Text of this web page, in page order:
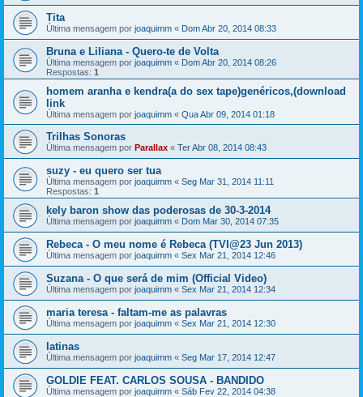
Tita
Última mensagem por joaquimm « Dom Abr 20, 2014 08:33
Bruna e Liliana - Quero-te de Volta
Última mensagem por joaquimm « Dom Abr 20, 2014 08:26
Respostas: 1
homem aranha e kendra(a do sex tape)genéricos,(download
link
Última mensagem por joaquimm « Qua Abr 09, 2014 01:18
Trilhas Sonoras
Última mensagem por Parallax « Ter Abr 08, 2014 08:43
suzy - eu quero ser tua
Última mensagem por joaquimm « Seg Mar 31, 2014 11:11
Respostas: 1
kely baron show das poderosas de 30-3-2014
Última mensagem por joaquimm « Dom Mar 30, 2014 07:35
Rebeca - O meu nome é Rebeca (TVI@23 Jun 2013)
Última mensagem por joaquimm « Sex Mar 21, 2014 12:46
Suzana - O que será de mim (Official Video)
Última mensagem por joaquimm « Sex Mar 21, 2014 12:34
maria teresa - faltam-me as palavras
Última mensagem por joaquimm « Sex Mar 21, 2014 12:30
latinas
Última mensagem por joaquimm « Seg Mar 17, 2014 12:47
GOLDIE FEAT. CARLOS SOUSA - BANDIDO
Última mensagem por joaquimm « Sáb Fev 22, 2014 04:38